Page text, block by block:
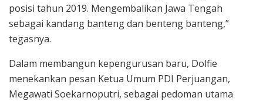
posisi tahun 2019. Mengembalikan Jawa Tengah
sebagai kandang banteng dan benteng banteng,”
tegasnya.
Dalam membangun kepengurusan baru, Dolfie
menekankan pesan Ketua Umum PDI Perjuangan,
Megawati Soekarnoputri, sebagai pedoman utama